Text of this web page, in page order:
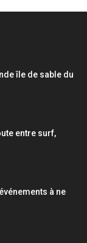
île de sable du
entre surf,
à ne